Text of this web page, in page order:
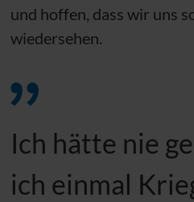
und hoffen, dass wir uns
wiedersehen.
Ich hätte nie
ich einmal